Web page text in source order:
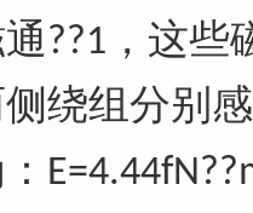
??1 ，这
绕组分别